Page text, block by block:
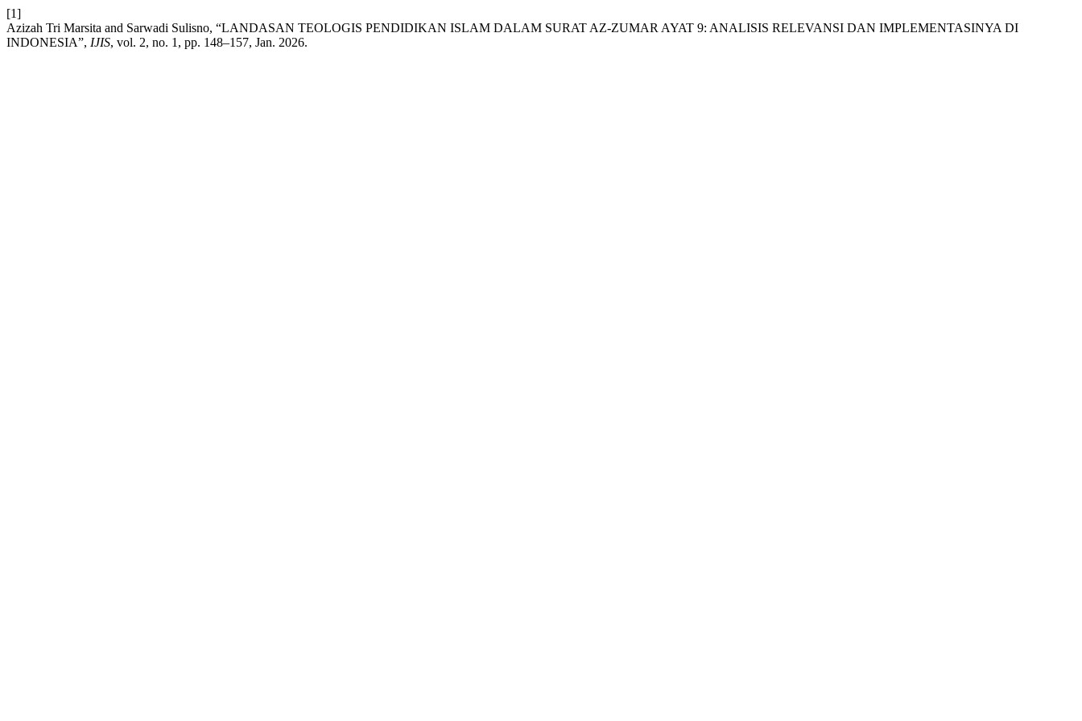
[1]
Azizah Tri Marsita and Sarwadi Sulisno, “LANDASAN TEOLOGIS PENDIDIKAN ISLAM DALAM SURAT AZ-ZUMAR AYAT 9: ANALISIS RELEVANSI DAN IMPLEMENTASINYA DI
INDONESIA”, IJIS, vol. 2, no. 1, pp. 148–157, Jan. 2026.